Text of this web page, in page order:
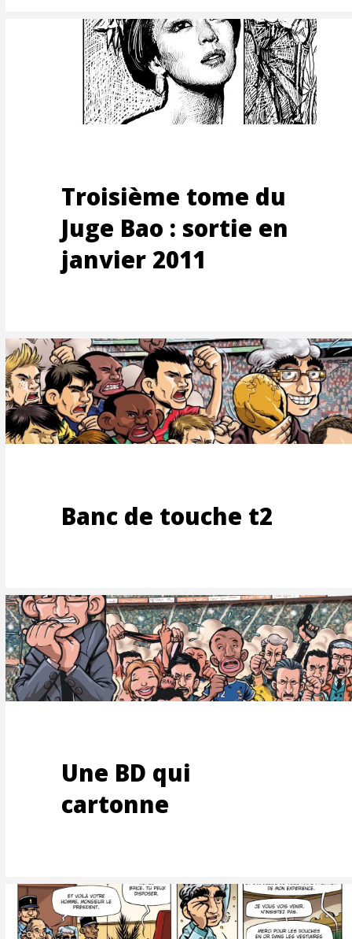
Troisième tome du
Juge Bao : sortie en
janvier 2011
Banc de touche t2
Une BD qui
cartonne